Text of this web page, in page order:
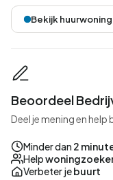
Bekijk
Beoordeel
Deel je mening en help
Minder dan 2
Help
Verbeter jebuurt